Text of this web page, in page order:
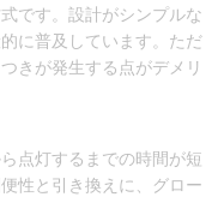
です。設計がシンプルな
に普及しています。ただ
きが発生する点がデメリ
点灯するまでの時間が短
性と引き換えに、グロー